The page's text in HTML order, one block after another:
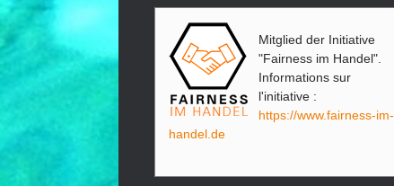
Mitglied der Initiative
"Fairness im Handel".
Informations sur
l'initiative :
https://www.fairness-im-
handel.de